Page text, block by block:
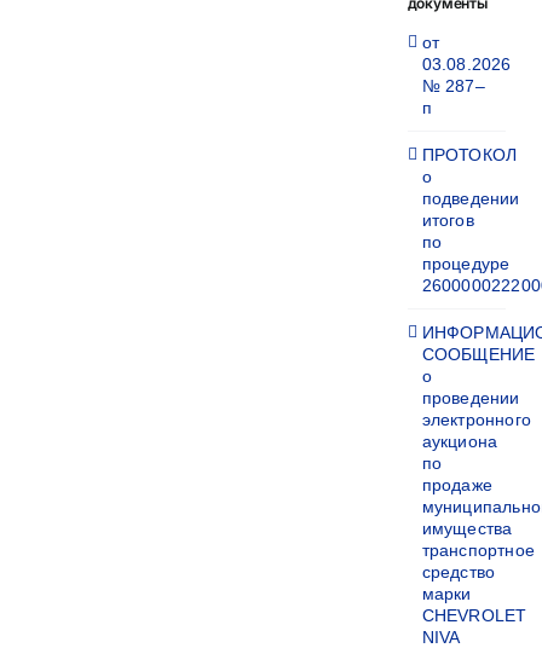
от
03.08.2026
№ 287–
п
ПРОТОКОЛ
о
подведении
итогов
по
процедуре
СООБЩЕНИЕ
о
проведении
электронного
аукциона
по
продаже
имущества
транспортное
средство
марки
CHEVROLET
NIVA